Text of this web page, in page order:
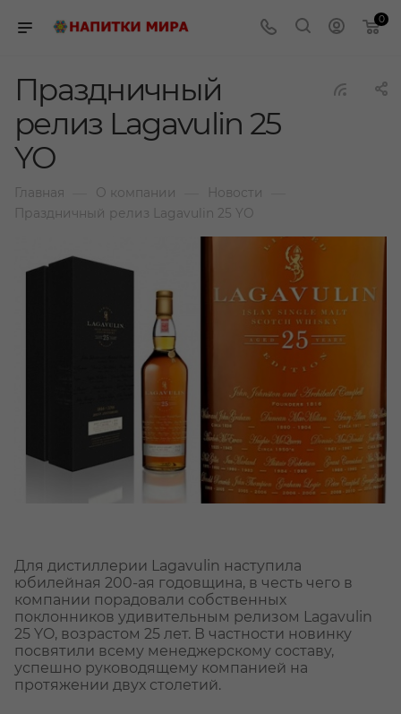
0
Праздничный
релиз Lagavulin 25
YO
Главная О компании Новости
Праздничный релиз Lagavulin 25 YO
Для дистиллерии Lagavulin наступила
юбилейная 200-ая годовщина, в честь чего в
компании порадовали собственных
поклонников удивительным релизом Lagavulin
25 YO, возрастом 25 лет. В частности новинку
посвятили всему менеджерскому составу,
успешно руководящему компанией на
протяжении двух столетий.